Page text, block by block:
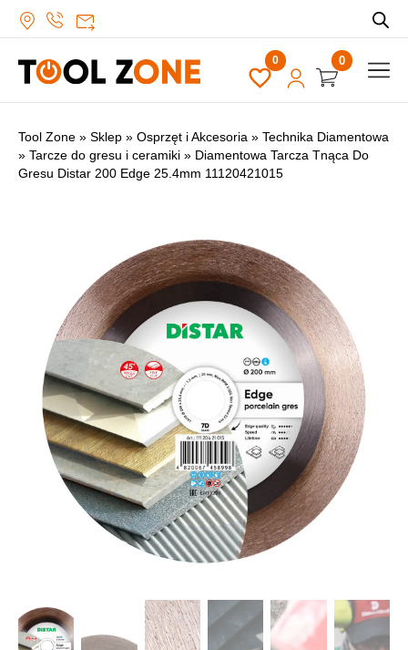
0
Tool Zone » Sklep » Osprzęt i Akcesoria » Technika Diamentowa
» Tarcze do gresu i ceramiki » Diamentowa Tarcza Tnąca Do
Gresu Distar 200 Edge 25.4mm 11120421015